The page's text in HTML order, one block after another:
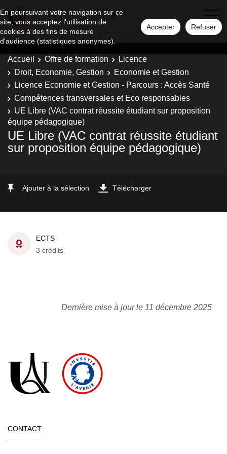
En poursuivant votre navigation sur ce
site, vous acceptez l'utilisation de
cookies à des fins de mesure
d'audience (statistiques anonymes).
Accepter Refuser
Accueil Offre de formation
Licence
Droit, Economie, Gestion
Economie et Gestion
Licence Economie et Gestion - Parcours : Accès Santé
Compétences transversales et Eco responsables
UE Libre (VAC contrat réussite étudiant sur proposition
équipe pédagogique)
UE Libre (VAC contrat réussite étudiant
sur proposition équipe pédagogique)
Ajouter à la sélection Télécharger
ECTS
3 crédits
Dernière mise à jour le 11 décembre 2025
CONTACT